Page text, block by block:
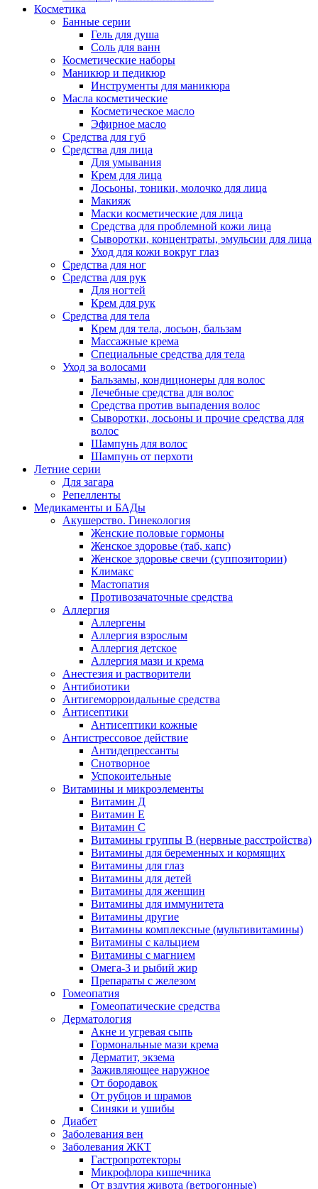
Косметика
Банные серии
Гель для душа
Соль для ванн
Косметические наборы
Маникюр и педикюр
Инструменты для маникюра
Масла косметические
Косметическое масло
Эфирное масло
Средства для губ
Средства для лица
Для умывания
Крем для лица
Лосьоны, тоники, молочко для лица
Макияж
Маски косметические для лица
Средства для проблемной кожи лица
Сыворотки, концентраты, эмульсии для лица
Уход для кожи вокруг глаз
Средства для ног
Средства для рук
Для ногтей
Крем для рук
Средства для тела
Крем для тела, лосьон, бальзам
Массажные крема
Специальные средства для тела
Уход за волосами
Бальзамы, кондиционеры для волос
Лечебные средства для волос
Средства против выпадения волос
Сыворотки, лосьоны и прочие средства для
волос
Шампунь для волос
Шампунь от перхоти
Летние серии
Для загара
Репелленты
Медикаменты и БАДы
Акушерство. Гинекология
Женские половые гормоны
Женское здоровье (таб, капс)
Женское здоровье свечи (суппозитории)
Климакс
Мастопатия
Противозачаточные средства
Аллергия
Аллергены
Аллергия взрослым
Аллергия детское
Аллергия мази и крема
Анестезия и растворители
Антибиотики
Антигеморроидальные средства
Антисептики
Антисептики кожные
Антистрессовое действие
Антидепрессанты
Снотворное
Успокоительные
Витамины и микроэлементы
Витамин Д
Витамин Е
Витамин С
Витамины группы В (нервные расстройства)
Витамины для беременных и кормящих
Витамины для глаз
Витамины для детей
Витамины для женщин
Витамины для иммунитета
Витамины другие
Витамины комплексные (мультивитамины)
Витамины с кальцием
Витамины с магнием
Омега-3 и рыбий жир
Препараты с железом
Гомеопатия
Гомеопатические средства
Дерматология
Акне и угревая сыпь
Гормональные мази крема
Дерматит, экзема
Заживляющее наружное
От бородавок
От рубцов и шрамов
Синяки и ушибы
Диабет
Заболевания вен
Заболевания ЖКТ
Гастропротекторы
Микрофлора кишечника
От вздутия живота (ветрогонные)